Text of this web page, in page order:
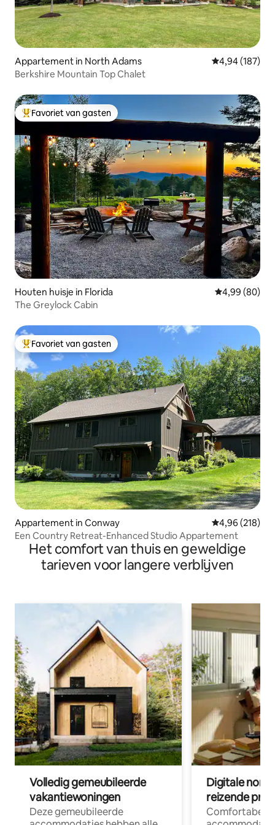
Appartement in North Adams Gemiddelde
4,94 (187)
Berkshire Mountain Top Chalet
Topfavoriet van gasten
Favoriet van gasten
Houten huisje in Florida Gemiddelde
4,99 (80)
The Greylock Cabin
Topfavoriet van gasten
Favoriet van gasten
Appartement in Conway Gemiddelde
4,96 (218)
Een Country Retreat-Enhanced Studio Appartement
Het comfort van thuis en geweldige
tarieven voor langere verblijven
Volledig gemeubileerde
vakantiewoningen
Deze gemeubileerde
Digitale
reizende
Comfortabele